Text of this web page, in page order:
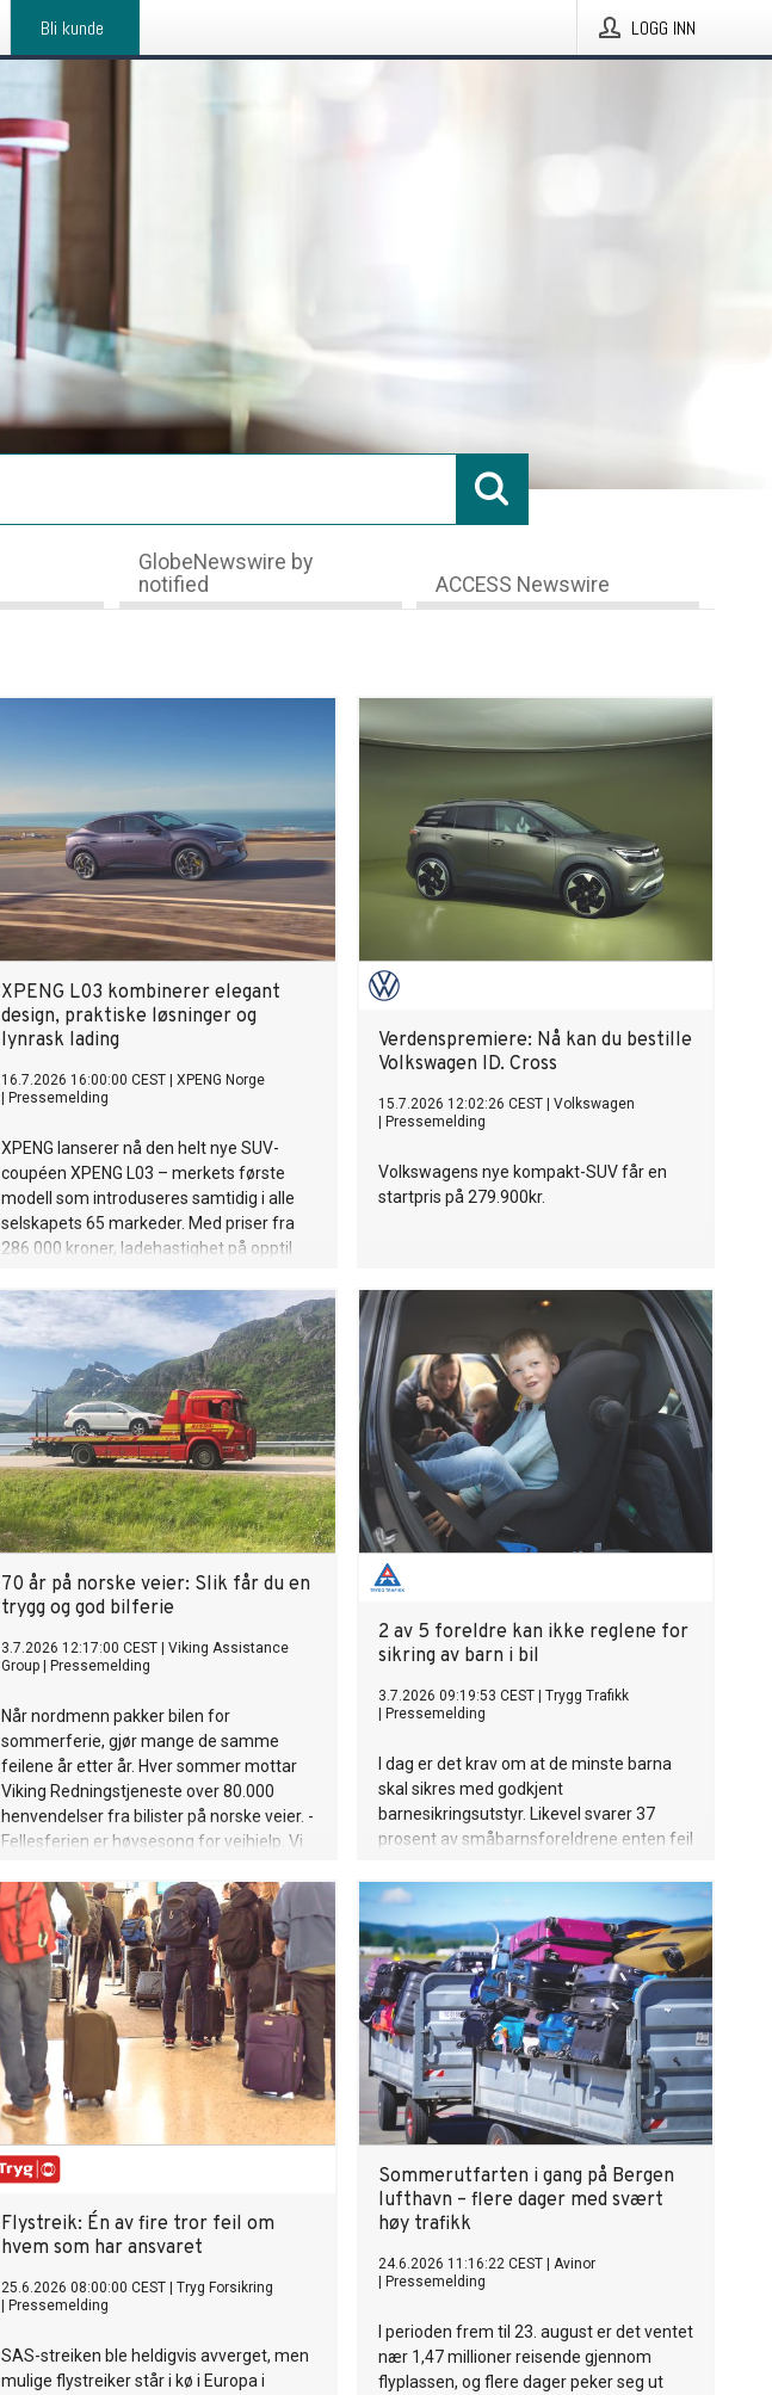
Bli kunde LOGG INN
GlobeNewswire by
notified
ACCESS Newswire
XPENG L03 kombinerer elegant
design, praktiske løsninger og
lynrask lading
16.7.2026 16:00:00 CEST
XPENG Norge
Pressemelding
XPENG lanserer nå den helt nye SUV-
coupéen XPENG L03 – merkets første
modell som introduseres samtidig i alle
selskapets 65 markeder. Med priser fra
286 000 kroner, ladehastighet på opptil
rekke smarte løsninger utviklet for
europeiske kunder, blir dette en av de
mest komplette nyhetene i sitt segment.
Verdenspremiere: Nå kan du bestille
Volkswagen ID. Cross
15.7.2026 12:02:26 CEST
Volkswagen
Pressemelding
Volkswagens nye kompakt-SUV får en
startpris på 279.900kr.
70 år på norske veier: Slik får du en
trygg og god bilferie
3.7.2026 12:17:00 CEST
Viking Assistance
Group
Pressemelding
Når nordmenn pakker bilen for
sommerferie, gjør mange de samme
feilene år etter år. Hver sommer mottar
Viking Redningstjeneste over 80.000
henvendelser fra bilister på norske veier. -
Fellesferien er høysesong for veihjelp. Vi
gå igjen hver eneste sommer, sier Mette
Syrstad, Group CNO i Viking. I år markerer
Viking 70 år på norske veier. Gjennom syv
tiår med redningsoppdrag har selskapet
fått unik innsikt i hva som faktisk skaper
problemer for feriebilistene.
2 av 5 foreldre kan ikke reglene for
sikring av barn i bil
3.7.2026 09:19:53 CEST
Trygg Trafikk
Pressemelding
I dag er det krav om at de minste barna
skal sikres med godkjent
barnesikringsutstyr. Likevel svarer 37
prosent av småbarnsforeldrene enten feil
Flystreik: Én av fire tror feil om
hvem som har ansvaret
25.6.2026 08:00:00 CEST
Tryg Forsikring
Pressemelding
SAS-streiken ble heldigvis avverget, men
mulige flystreiker står i kø i Europa i
Sommerutfarten i gang på Bergen
lufthavn – flere dager med svært
høy trafikk
24.6.2026 11:16:22 CEST
Avinor
Pressemelding
I perioden frem til 23. august er det ventet
nær 1,47 millioner reisende gjennom
flyplassen, og flere dager peker seg ut